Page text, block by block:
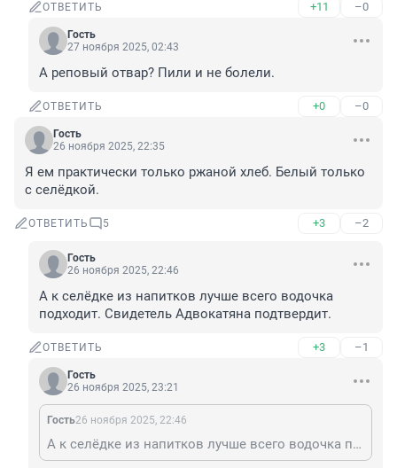
ОТВЕТИТЬ +11 –0
Гость
27 ноября 2025, 02:43
А реповый отвар? Пили и не болели.
ОТВЕТИТЬ +0 –0
Гость
26 ноября 2025, 22:35
Я ем практически только ржаной хлеб. Белый только
с селёдкой.
ОТВЕТИТЬ 5 +3 –2
Гость
26 ноября 2025, 22:46
А к селёдке из напитков лучше всего водочка
подходит. Свидетель Адвокатяна подтвердит.
ОТВЕТИТЬ +3 –1
Гость
26 ноября 2025, 23:21
Гость26 ноября 2025, 22:46
А к селёдке из напитков лучше всего водочка подходит. Свидетель Адвокатяна подтвердит.